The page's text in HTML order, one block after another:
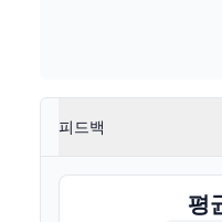
피드백
평